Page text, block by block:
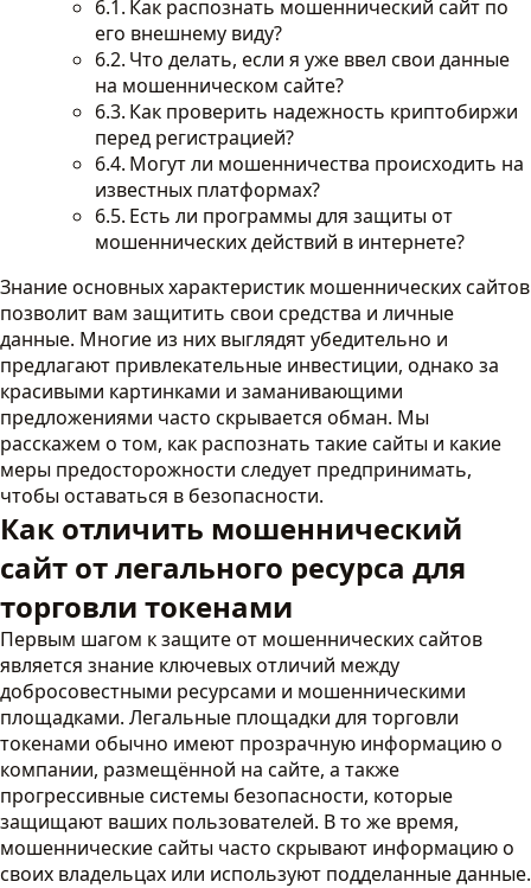
Как распознать мошеннический сайт по
его внешнему виду?
Что делать, если я уже ввел свои данные
на мошенническом сайте?
Как проверить надежность криптобиржи
перед регистрацией?
Могут ли мошенничества происходить на
известных платформах?
Есть ли программы для защиты от
мошеннических действий в интернете?
Знание основных характеристик мошеннических сайтов
позволит вам защитить свои средства и личные
данные. Многие из них выглядят убедительно и
предлагают привлекательные инвестиции, однако за
красивыми картинками и заманивающими
предложениями часто скрывается обман. Мы
расскажем о том, как распознать такие сайты и какие
меры предосторожности следует предпринимать,
чтобы оставаться в безопасности.
Как отличить мошеннический
сайт от легального ресурса для
торговли токенами
Первым шагом к защите от мошеннических сайтов
является знание ключевых отличий между
добросовестными ресурсами и мошенническими
площадками. Легальные площадки для торговли
токенами обычно имеют прозрачную информацию о
компании, размещённой на сайте, а также
прогрессивные системы безопасности, которые
защищают ваших пользователей. В то же время,
мошеннические сайты часто скрывают информацию о
своих владельцах или используют подделанные данные.